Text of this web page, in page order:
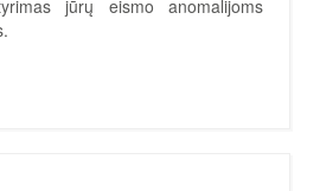
jūrų eismo anomalijoms